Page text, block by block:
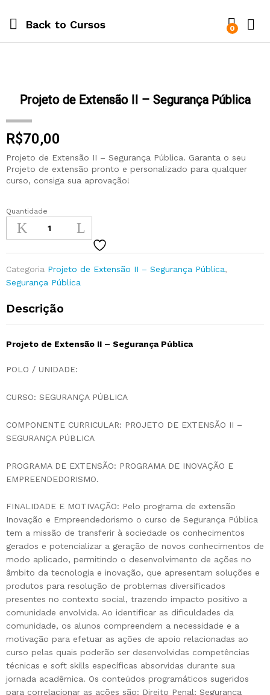
Back to Cursos 0
Projeto de Extensão II – Segurança Pública
R$70,00
Projeto de Extensão II – Segurança Pública. Garanta o seu
Projeto de extensão pronto e personalizado para qualquer
curso, consiga sua aprovação!
Quantidade
Categoria Projeto de Extensão II – Segurança Pública,
Segurança Pública
Descrição
Projeto de Extensão II – Segurança Pública
POLO / UNIDADE:
CURSO: SEGURANÇA PÚBLICA
COMPONENTE CURRICULAR: PROJETO DE EXTENSÃO II –
SEGURANÇA PÚBLICA
PROGRAMA DE EXTENSÃO: PROGRAMA DE INOVAÇÃO E
EMPREENDEDORISMO.
FINALIDADE E MOTIVAÇÃO: Pelo programa de extensão
Inovação e Empreendedorismo o curso de Segurança Pública
tem a missão de transferir à sociedade os conhecimentos
gerados e potencializar a geração de novos conhecimentos de
modo aplicado, permitindo o desenvolvimento de ações no
âmbito da tecnologia e inovação, que apresentam soluções e
produtos para resolução de problemas diversificados
presentes no contexto social, trazendo impacto positivo a
comunidade envolvida. Ao identificar as dificuldades da
comunidade, os alunos compreendem a necessidade e a
motivação para efetuar as ações de apoio relacionadas ao
curso pelas quais poderão ser desenvolvidas competências
técnicas e soft skills específicas absorvidas durante sua
jornada acadêmica. Os conteúdos programáticos sugeridos
para correlacionar as ações são: Direito Penal; Segurança